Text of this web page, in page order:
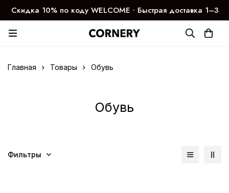
Скидка 10% по коду WELCOME ∙ Быстрая доставка 1–3
дня
Главная Товары Обувь
Обувь
Фильтры